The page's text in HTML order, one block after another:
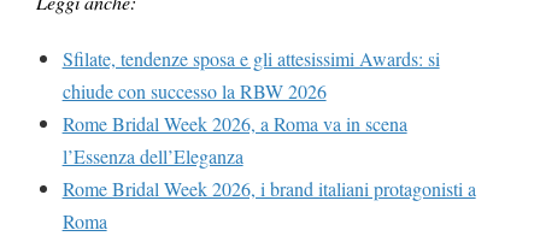
Sfilate, tendenze sposa e gli attesissimi Awards: si
chiude con successo la RBW 2026
Rome Bridal Week 2026, a Roma va in scena
l’Essenza dell’Eleganza
Rome Bridal Week 2026, i brand italiani protagonisti a
Roma